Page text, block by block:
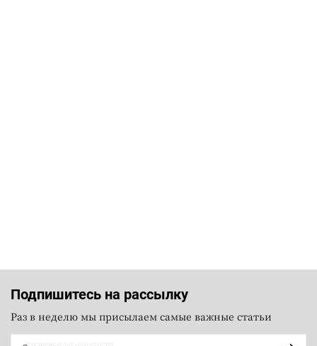
Подпишитесь на рассылку
Раз в неделю мы присылаем самые важные статьи